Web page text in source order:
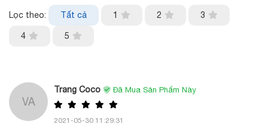
Lọc theo: Tất cả 1 2 3
4 5
VA
Trang Coco Đã Mua Sản Phẩm Này
2021-05-30 11:29:31